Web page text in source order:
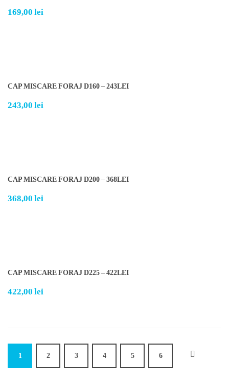
169,00 lei
CAP MISCARE FORAJ D160 – 243LEI
243,00 lei
CAP MISCARE FORAJ D200 – 368LEI
368,00 lei
CAP MISCARE FORAJ D225 – 422LEI
422,00 lei
1 2 3 4 5 6